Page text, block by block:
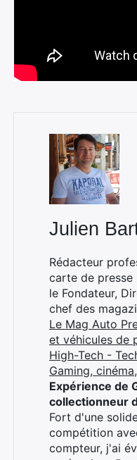
Julien
Rédacteur
carte de presse
le Fondateur,
chef des
Le Mag Auto
et véhicules de
High-Tech -
Gaming,
Expérience de
collectionneur
Fort d'une
compétition
compteur, j'ai